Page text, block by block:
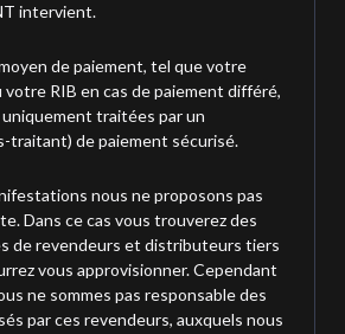
intervient.
de paiement, tel que votre
votre RIB en cas de paiement différé,
traitées par un
traitant) de paiement sécurisé.
nous ne proposons pas
Dans ce cas vous trouverez des
de revendeurs et distributeurs tiers
vous approvisionner. Cependant
ne sommes pas responsable des
par ces revendeurs, auxquels nous